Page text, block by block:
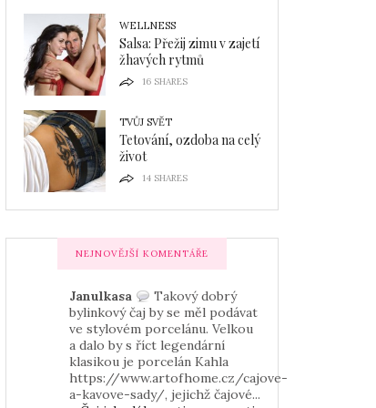
WELLNESS
Salsa: Přežij zimu v zajetí
žhavých rytmů
16 SHARES
TVŮJ SVĚT
Tetování, ozdoba na celý
život
14 SHARES
NEJNOVĚJŠÍ KOMENTÁŘE
Janulkasa
Takový dobrý
bylinkový čaj by se měl podávat
ve stylovém porcelánu. Velkou
a dalo by s říct legendární
klasikou je porcelán Kahla
https://www.artofhome.cz/cajove-
a-kavove-sady/, jejichž čajové...